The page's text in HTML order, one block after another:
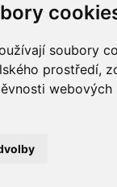
soubory
prostředí,
cestování